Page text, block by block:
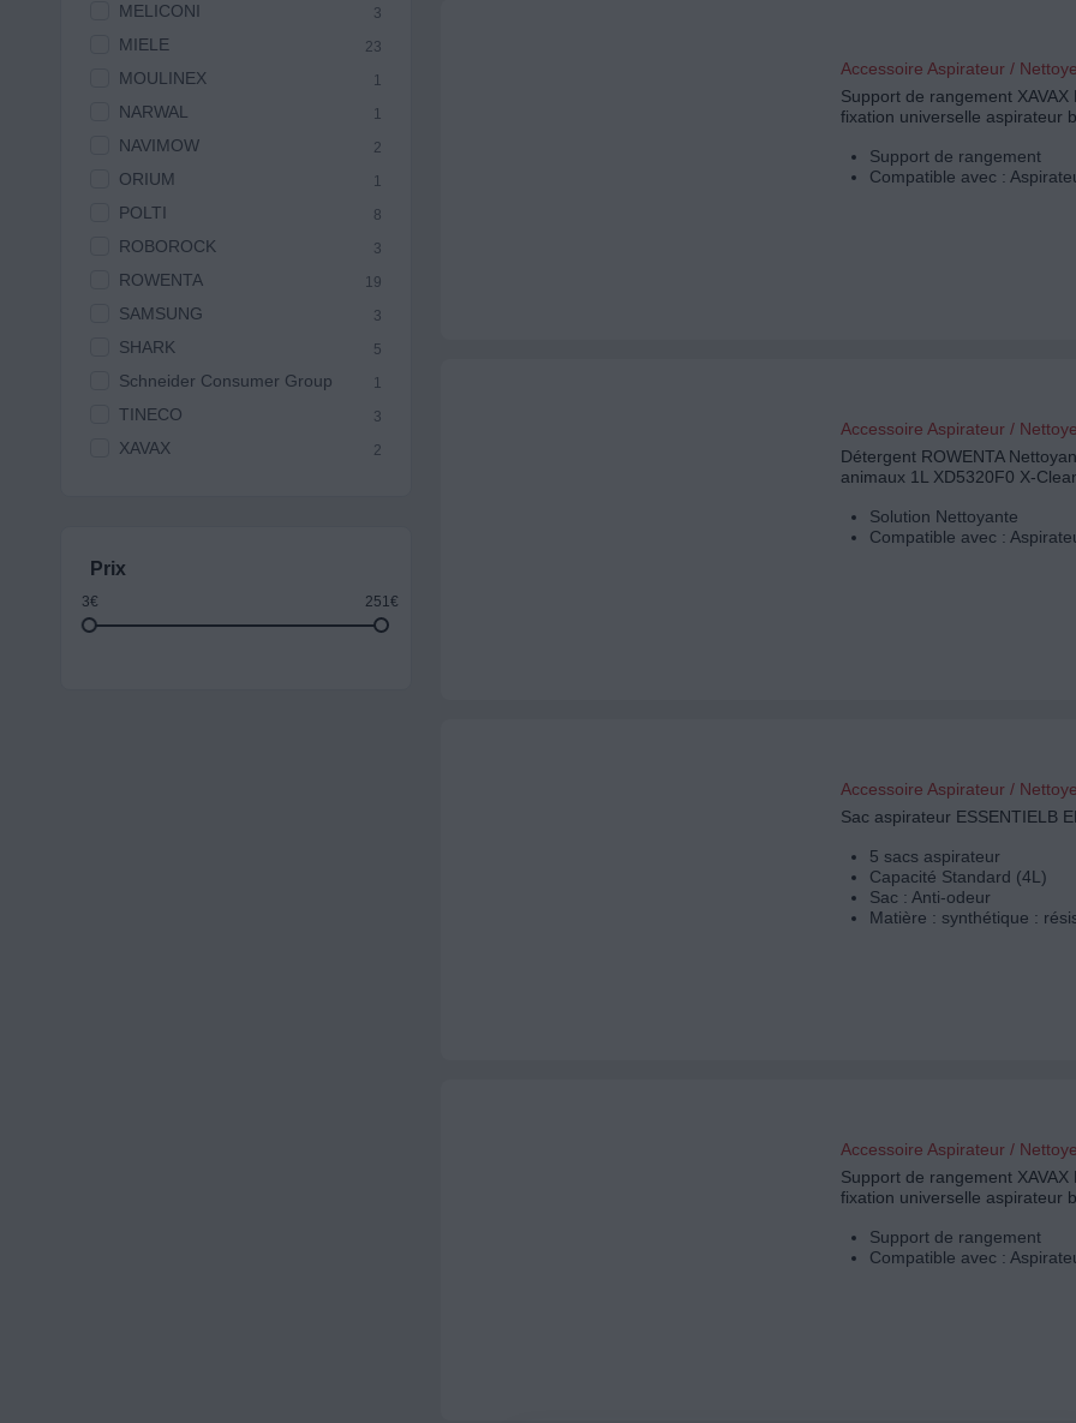
MELICONI 3
MIELE 23
MOULINEX 1
NARWAL 1
NAVIMOW 2
ORIUM 1
POLTI 8
ROBOROCK 3
ROWENTA 19
SAMSUNG 3
SHARK 5
Schneider Consumer Group 1
TINECO 3
XAVAX 2
Prix
3€ 251€
Accessoire Aspirateur /
Support de rangement XAVAX
fixation universelle aspirateur
Support de rangement
Compatible avec :
Accessoire Aspirateur /
Détergent ROWENTA
animaux 1L XD5320F0 X-
Solution Nettoyante
Compatible avec :
Accessoire Aspirateur /
Sac aspirateur ESSENTIELB
5 sacs aspirateur
Capacité Standard (4L)
Sac : Anti-odeur
Matière : synthétique :
Accessoire Aspirateur /
Support de rangement XAVAX
fixation universelle aspirateur
Support de rangement
Compatible avec :